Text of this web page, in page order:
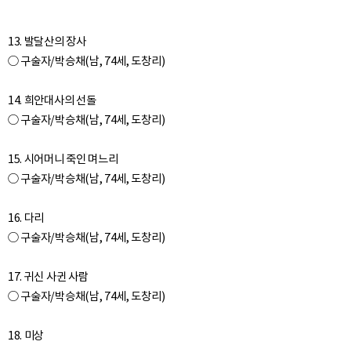
13. 발달산의 장사
○ 구술자/박승채(남, 74세, 도창리)
14. 희안대사의 선돌
○ 구술자/박승채(남, 74세, 도창리)
15. 시어머니 죽인 며느리
○ 구술자/박승채(남, 74세, 도창리)
16. 다리
○ 구술자/박승채(남, 74세, 도창리)
17. 귀신 사귄 사람
○ 구술자/박승채(남, 74세, 도창리)
18. 미상